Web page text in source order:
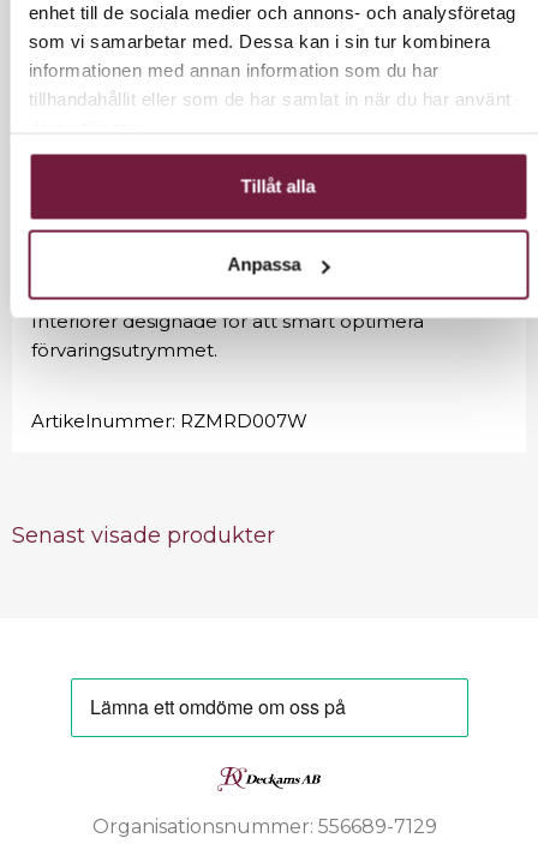
enhet till de sociala medier och annons- och analysföretag
som vi samarbetar med. Dessa kan i sin tur kombinera
informationen med annan information som du har
tillhandahållit eller som de har samlat in när du har använt
Tillåt alla
Anpassa
INFORMATION
Receptionsdisk för salonger. Skrivbordets struktur är
ett vitt melaminskikt. PVC-kanter fanerade med
polyuretanlim för perfekt tätning. Den övre ytan på
disken och den upphöjda frontpanelen sticker ut.
Interiörer designade för att smart optimera
förvaringsutrymmet.
Artikelnummer: RZMRD007W
Senast visade produkter
Organisationsnummer: 556689-7129